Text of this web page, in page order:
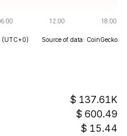
(UTC+0) Source of data: CoinGecko
137.61K
600.49
15.44